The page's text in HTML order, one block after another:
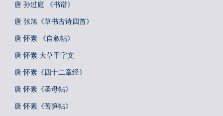
唐 孙过庭 《书谱》
唐 张旭《草书古诗四首》
唐 怀素 《自叙帖》
唐 怀素 大草千字文
唐 怀素《四十二章经》
唐 怀素《圣母帖》
唐 怀素《苦笋帖》